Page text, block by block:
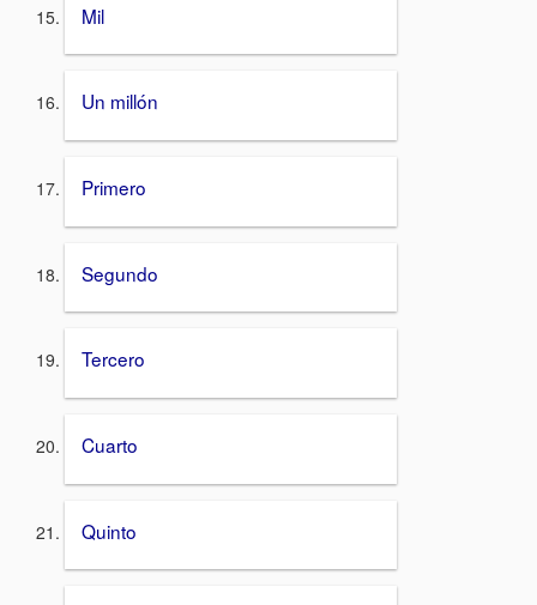
Mil
Un millón
Primero
Segundo
Tercero
Cuarto
Quinto